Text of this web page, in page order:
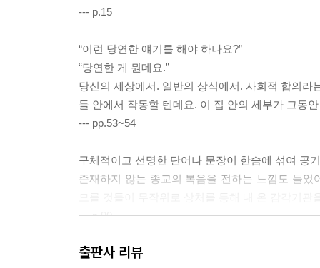
--- p.15
“이런 당연한 얘기를 해야 하나요?”
“당연한 게 뭔데요.”
당신의 세상에서. 일반의 상식에서. 사회적 합의
들 안에서 작동할 텐데요. 이 집 안의 세부가 그동
--- pp.53~54
구체적이고 선명한 단어나 문장이 한숨에 섞여 공
존재하지 않는 종교의 복음을 전하는 느낌도 들
--- p.90
한 권의 책을 펼칠 때 잊지 말아야 할 게 있다면,
출판사 리뷰